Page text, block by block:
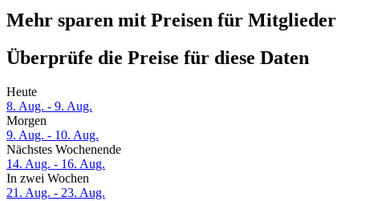
Mehr sparen mit Preisen für Mitglieder
Überprüfe die Preise für diese Daten
Heute
8. Aug. - 9. Aug.
Morgen
9. Aug. - 10. Aug.
Nächstes Wochenende
14. Aug. - 16. Aug.
In zwei Wochen
21. Aug. - 23. Aug.